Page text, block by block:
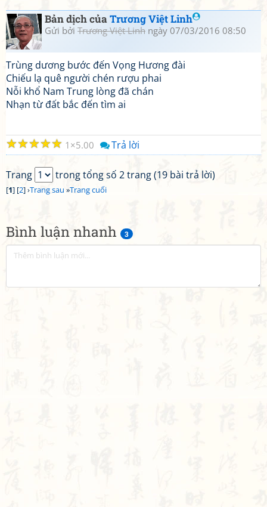
Bình luận nhanh 3
Bản dịch củaTrương Việt Linh
Gửi bởi Trương Việt Linh ngày 07/03/2016 08:50
Trùng dương bước đến Vọng Hương đài
Chiếu lạ quê người chén rượu phai
Nỗi khổ Nam Trung lòng đã chán
Nhạn từ đất bắc đến tìm ai
☆
☆
☆
☆
☆ 1 5.00 Trả lời
Trang trong tổng số 2 trang (19 bài trả lời)
[1] [2] ›Trang sau »Trang cuối